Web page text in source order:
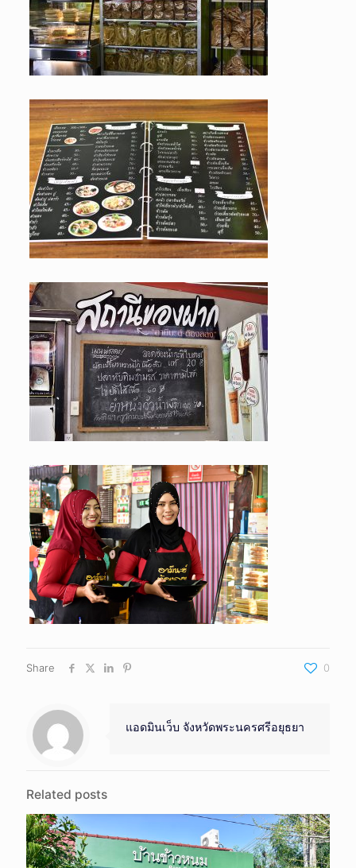
Share 0
แอดมินเว็บ จังหวัดพระนครศรีอยุธยา
Related posts